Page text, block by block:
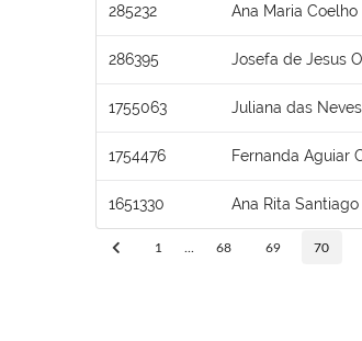
285232 Ana Maria Coelho
286395 Josefa de Jesus
1755063 Juliana das
1754476 Fernanda Aguiar
1651330 Ana Rita Santiago
1 68 69 70